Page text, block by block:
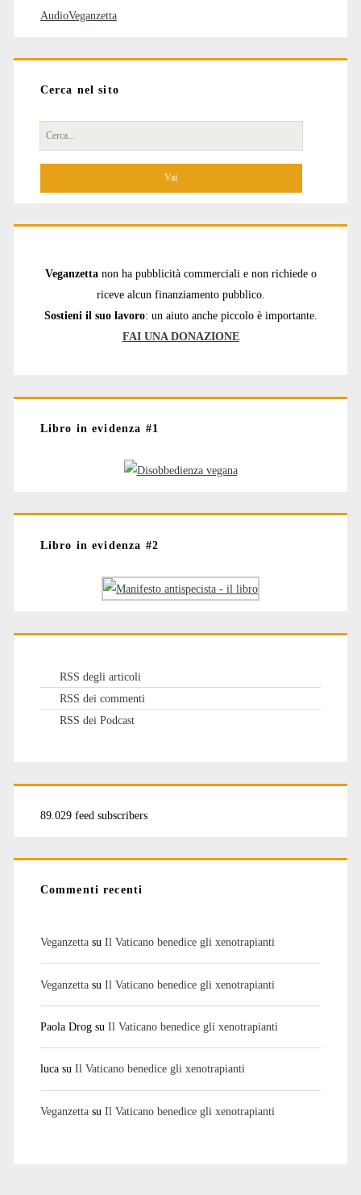
AudioVeganzetta
Cerca nel sito
Cerca
per:
Veganzetta non ha pubblicità commerciali e non richiede o
riceve alcun finanziamento pubblico.
Sostieni il suo lavoro: un aiuto anche piccolo è importante.
FAI UNA DONAZIONE
Libro in evidenza #1
Libro in evidenza #2
RSS degli articoli
RSS dei commenti
RSS dei Podcast
89.029 feed subscribers
Commenti recenti
Veganzettasu Il Vaticano benedice gli xenotrapianti
Veganzettasu Il Vaticano benedice gli xenotrapianti
Paola Drogsu Il Vaticano benedice gli xenotrapianti
lucasu Il Vaticano benedice gli xenotrapianti
Veganzettasu Il Vaticano benedice gli xenotrapianti